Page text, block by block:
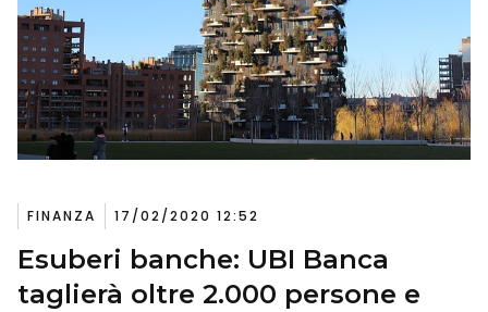
FINANZA 17/02/2020 12:52
Esuberi banche: UBI Banca
taglierà oltre 2.000 persone e